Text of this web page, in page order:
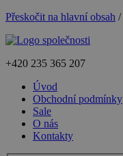
Přeskočit na hlavní obsah /
+420 235 365 207
Úvod
Obchodní podmínky
Sale
O nás
Kontakty